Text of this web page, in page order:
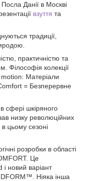
Посла Данії в Москві
взуття та
традиції,
практичністю та
Філософія колекції
Матеріали
= Безперервне
сфері шкіряного
низку революційних
в цьому сезоні
розробки в області
Це
новий варіант
Ніяка інша